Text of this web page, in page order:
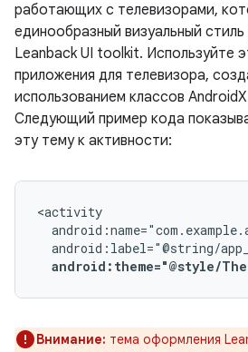
работающих с телевизорами,
единообразный визуальный
Leanback UI toolkit. Используйте
приложения для телевизора,
использованием классов
Следующий пример кода
эту тему к активности:
android:theme="@style/
Внимание: тема оформления